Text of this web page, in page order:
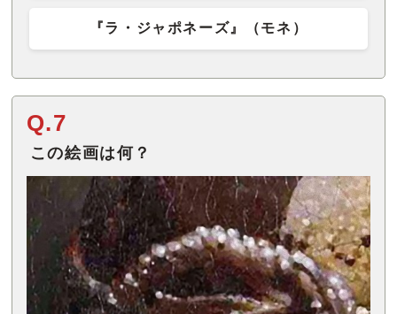
『ラ・ジャポネーズ』（モネ）
Q.7
この絵画は何？